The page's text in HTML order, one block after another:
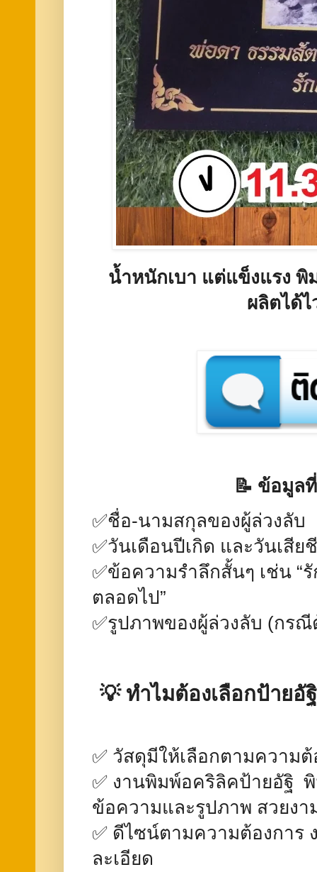
น้ำหนักเบา แต่แข็งแรง
ผลิตได้
📝 ข้อมูล
✅ชื่อ-นามสกุลของผู้ล่วงลับ
✅วันเดือนปีเกิด และวันเสีย
✅ข้อความรำลึกสั้นๆ เช่น “
ตลอดไป”
✅รูปภาพของผู้ล่วงลับ (กรณี
💡 ทำไมต้องเลือกป้ายอั
✅ วัสดุมีให้เลือกตามควา
✅ งานพิมพ์อคริลิคป้ายอัฐิ
ข้อความและรูปภาพ สวยงา
✅ ดีไซน์ตามความต้องการ
ละเอียด